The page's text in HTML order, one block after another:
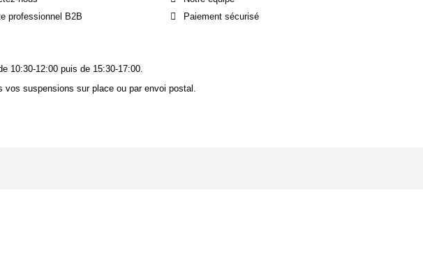
professionnel B2B
Paiement sécurisé
10:30-12:00 puis de 15:30-17:00.
vos suspensions sur place ou par envoi postal.